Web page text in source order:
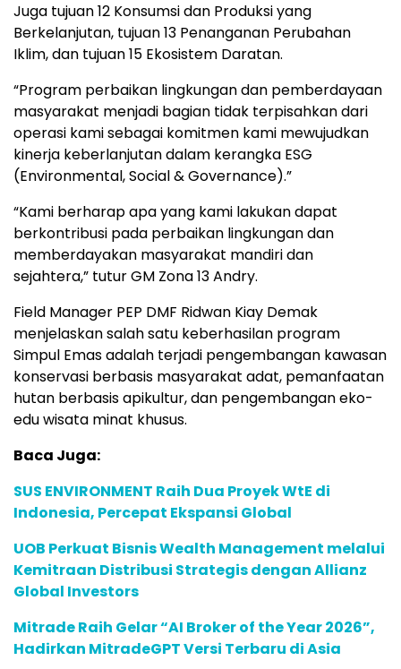
Juga tujuan 12 Konsumsi dan Produksi yang
Berkelanjutan, tujuan 13 Penanganan Perubahan
Iklim, dan tujuan 15 Ekosistem Daratan.
“Program perbaikan lingkungan dan pemberdayaan
masyarakat menjadi bagian tidak terpisahkan dari
operasi kami sebagai komitmen kami mewujudkan
kinerja keberlanjutan dalam kerangka ESG
(Environmental, Social & Governance).”
“Kami berharap apa yang kami lakukan dapat
berkontribusi pada perbaikan lingkungan dan
memberdayakan masyarakat mandiri dan
sejahtera,” tutur GM Zona 13 Andry.
Field Manager PEP DMF Ridwan Kiay Demak
menjelaskan salah satu keberhasilan program
Simpul Emas adalah terjadi pengembangan kawasan
konservasi berbasis masyarakat adat, pemanfaatan
hutan berbasis apikultur, dan pengembangan eko-
edu wisata minat khusus.
Baca Juga:
SUS ENVIRONMENT Raih Dua Proyek WtE di
Indonesia, Percepat Ekspansi Global
UOB Perkuat Bisnis Wealth Management melalui
Kemitraan Distribusi Strategis dengan Allianz
Global Investors
Mitrade Raih Gelar “AI Broker of the Year 2026”,
Hadirkan MitradeGPT Versi Terbaru di Asia